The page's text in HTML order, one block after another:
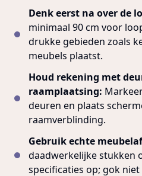
Denk eerst na over de
minimaal 90 cm voor
drukke gebieden zoals
meubels plaatst.
Houd rekening met
raamplaatsing:
deuren en plaats
raamverblinding.
Gebruik echte
daadwerkelijke stukken
specificaties op; gok